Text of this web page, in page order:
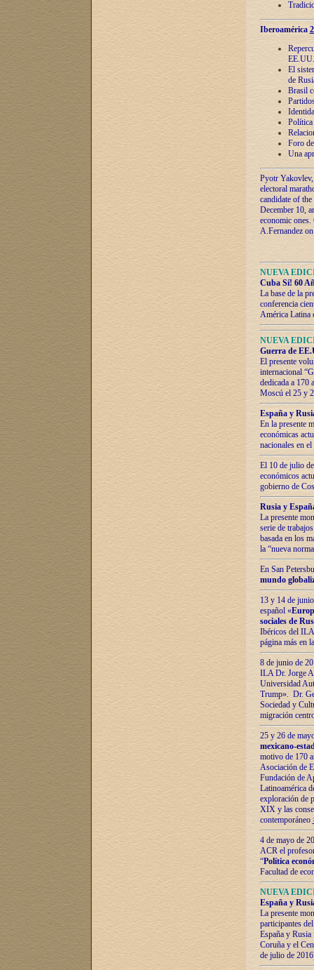
Iberoamérica
EE.UU.
El
de
Brasil
Política
Foro
Una
Pyotr
electoral
candidate of
December 10,
economic
A.Fernandez
NUEVA
Cuba Sí! 60
La base de la
conferencia
América Latina
NUEVA
Guerra de
El presente
internacional
dedicada a 170
Moscú el 25 y
España y
En la presente
económicas
nacionales en
El 10 de julio
económicos
gobierno de
Rusia y
La presente
serie de
basada en los
la “nueva
En San
mundo
13 y 14 de
español «
sociales de
Ibéricos del ILA
página más en
8 de junio de
ILA Dr. Jorge
Universidad
Trump». Dr.
Sociedad y
migración
25 y 26 de
mexicano-
motivo de 170
Asociación de
Fundación de
Latinoamérica
exploración de
XIX y las
contemporáneo
4 de mayo de
ACR el
“Política
Facultad de
NUEVA
España y
La presente
participantes
España y
Coruña y el
de julio de